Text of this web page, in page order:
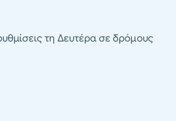
τη Δευτέρα σε δρόμους